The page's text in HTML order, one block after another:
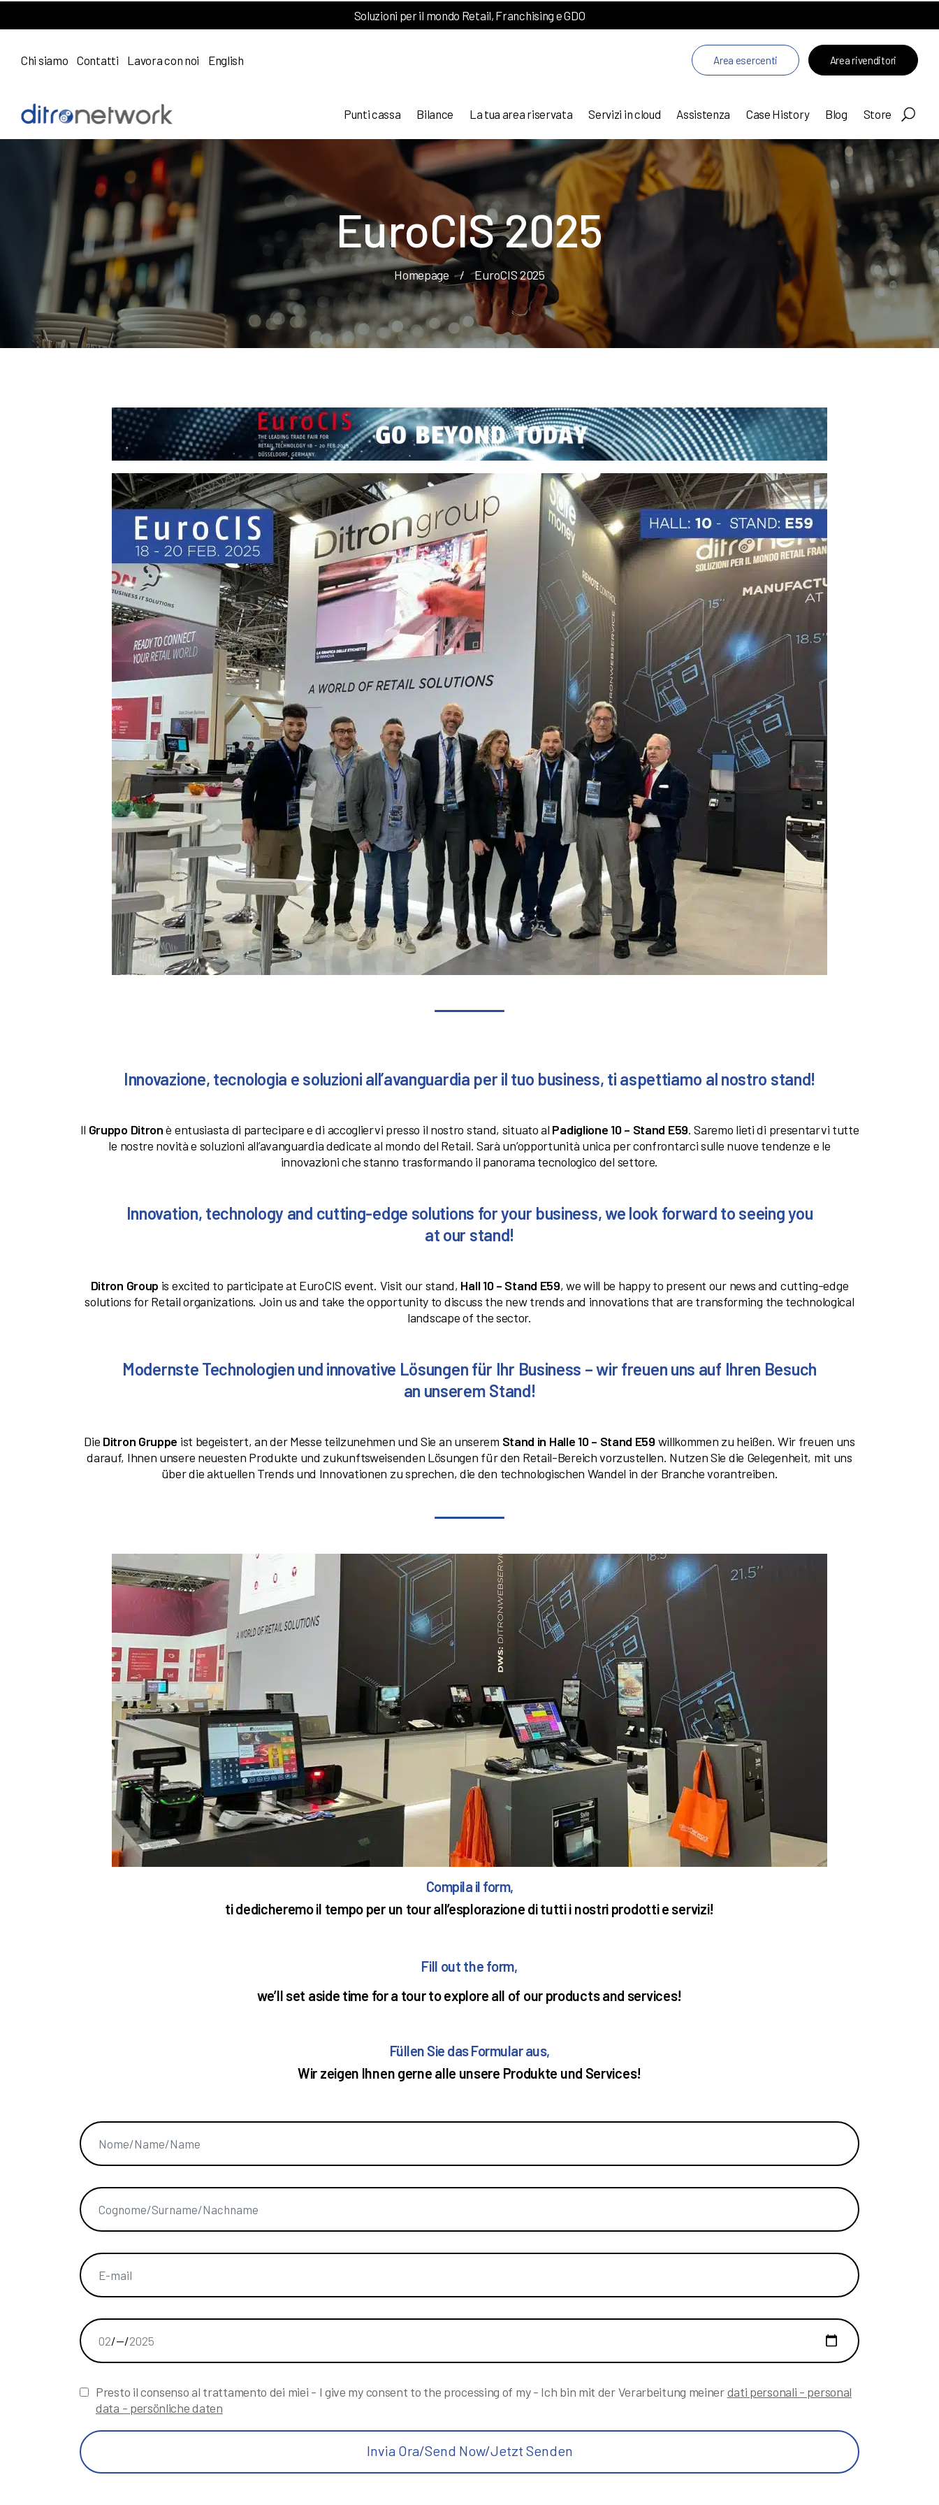
Soluzioni per il mondo Retail, Franchising e GDO
Chi siamo Contatti Lavora con noi English Area esercenti Area rivenditori
Punti cassa Bilance La tua area riservata Servizi in cloud Assistenza Case History Blog Store
EuroCIS 2025
Homepage / EuroCIS 2025
Innovazione, tecnologia e soluzioni all’avanguardia per il tuo business, ti aspettiamo al nostro stand!
Il Gruppo Ditronè entusiasta di partecipare e di accogliervi presso il nostro stand, situato al Padiglione 10 – Stand E59. Saremo lieti di presentarvi tutte
le nostre novità e soluzioni all’avanguardia dedicate al mondo del Retail. Sarà un’opportunità unica per confrontarci sulle nuove tendenze e le
innovazioni che stanno trasformando il panorama tecnologico del settore.
Innovation, technology and cutting-edge solutions for your business, we look forward to seeing you
at our stand!
Ditron Group is excited to participate at EuroCIS event. Visit our stand, Hall 10 – Stand E59, we will be happy to present our news and cutting-edge
solutions for Retail organizations. Join us and take the opportunity to discuss the new trends and innovations that are transforming the technological
landscape of the sector.
Modernste Technologien und innovative Lösungen für Ihr Business – wir freuen uns auf Ihren Besuch
an unserem Stand!
Die Ditron Gruppe ist begeistert, an der Messe teilzunehmen und Sie an unserem Stand in Halle 10 – Stand E59 willkommen zu heißen. Wir freuen uns
darauf, Ihnen unsere neuesten Produkte und zukunftsweisenden Lösungen für den Retail-Bereich vorzustellen. Nutzen Sie die Gelegenheit, mit uns
über die aktuellen Trends und Innovationen zu sprechen, die den technologischen Wandel in der Branche vorantreiben.
Compila il form,
ti dedicheremo il tempo per un tour all’esplorazione di tutti i nostri prodotti e servizi!
Fill out the form,
we’ll set aside time for a tour to explore all of our products and services!
Füllen Sie das Formular aus,
Wir zeigen Ihnen gerne alle unsere Produkte und Services!
Presto il consenso al trattamento dei miei - I give my consent to the processing of my - Ich bin mit der Verarbeitung meinerdati personali - personal
data - persönliche daten